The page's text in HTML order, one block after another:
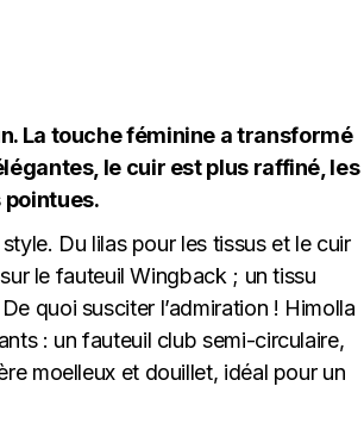
La touche féminine a transformé
le cuir est plus raffiné, les
pointues.
Du lilas pour les tissus et le cuir
le fauteuil Wingback ; un tissu
quoi susciter l’admiration ! Himolla
: un fauteuil club semi-circulaire,
moelleux et douillet, idéal pour un